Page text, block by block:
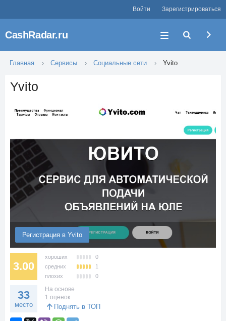
Войти Зарегистрироваться
CashRadar.ru
Главная Сервисы Социальные сети Yvito
Yvito
Регистрация в Yvito
3.00
хороших
0
средних
1
плохих
0
33
место
На основе
1 оценок
Поднять в ТОП